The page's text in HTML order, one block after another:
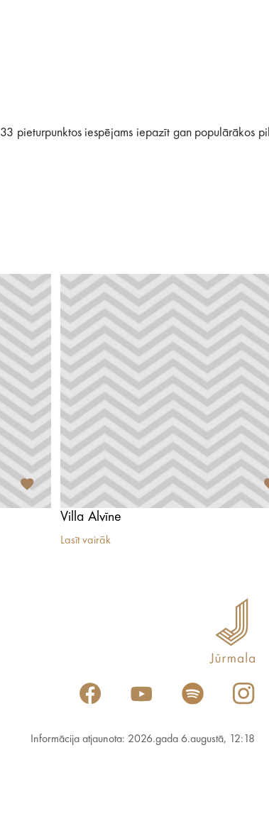
pieturpunktos iespējams iepazīt gan populārākos
Villa Alvīne
Lasīt vairāk
Informācija atjaunota: 2026.gada 6.augustā, 12:18